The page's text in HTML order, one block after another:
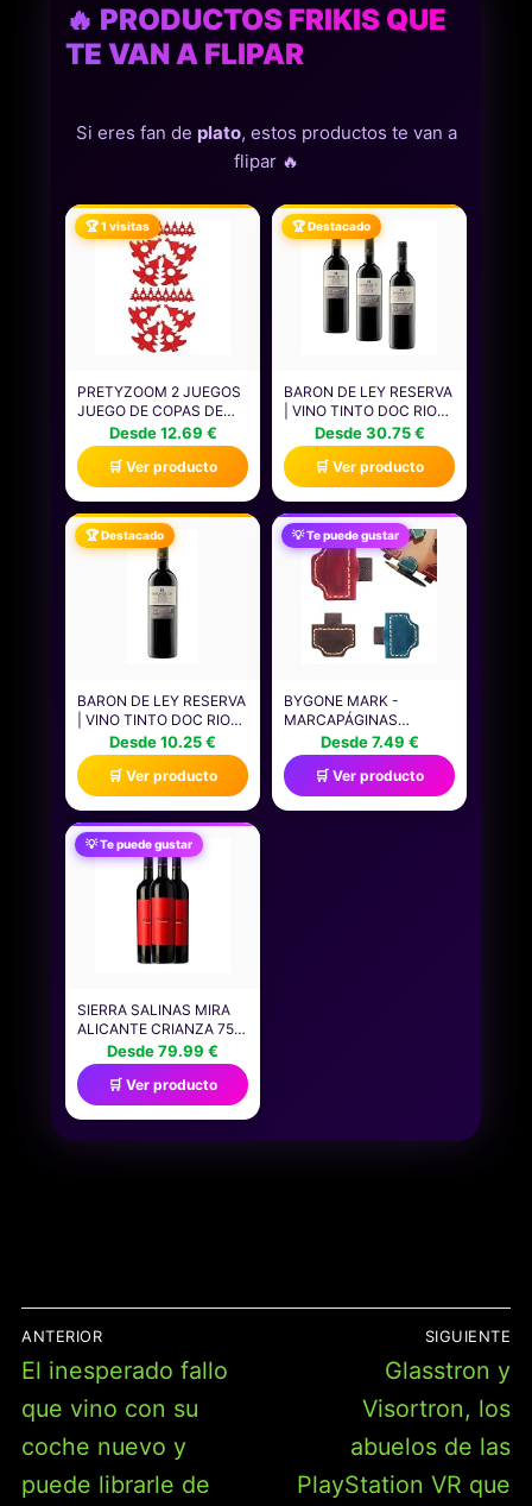
🔥 PRODUCTOS FRIKIS QUE
TE VAN A FLIPAR
Si eres fan de plato, estos productos te van a
flipar 🔥
🏆 1 visitas
PRETYZOOM 2 JUEGOS
JUEGO DE COPAS DE
VINO ÁRBOL DE
NAVIDAD ARPILLERA
ENCANTOS DE VINO
LUCES DE TÉ ADORNOS
MARCADOR DE VINO
IDENTIFICADORES DE
COPA DE VINO TELA DE
FIELTRO ROJO 12
PIEZAS * 2
Desde 12.69 €
🛒 Ver producto
🏆 Destacado
BARON DE LEY RESERVA
| VINO TINTO DOC RIOJA
| 750 ML | VARIEDAD
TEMPRANILLO | FRUTA
Y COMPLEJIDAD |
PERFECTO PARA
ACOMPAÑAR PLATOS
COMO PATATAS A LA
RIOJANA O POTAJE DE
PATATAS (PAQUETE DE
Desde 30.75 €
🛒 Ver producto
🏆 Destacado
BARON DE LEY RESERVA
| VINO TINTO DOC RIOJA
| 750 ML | VARIEDAD
TEMPRANILLO | FRUTA
Y COMPLEJIDAD |
PERFECTO PARA
ACOMPAÑAR PLATOS
COMO PATATAS A LA
RIOJANA O POTAJE DE
PATATAS (PACKAGING
MAY VARY)
Desde 10.25 €
🛒 Ver producto
💡 Te puede gustar
BYGONE MARK -
MARCAPÁGINAS
MAGNÉTICO DE CUERO
PERSONALIZADO CON
SOPORTE PARA
BOLÍGRAFOS,
MARCADORES
Desde 7.49 €
🛒 Ver producto
💡 Te puede gustar
SIERRA SALINAS MIRA
ALICANTE CRIANZA 75
CL VINO TINTO (CAJA
DE 3 BOTELLAS DE 75
CL)
Desde 79.99 €
🛒 Ver producto
DE
ENTRADAS
ANTERIOR
Entrada
anterior:
El inesperado fallo
que vino con su
coche nuevo y
puede librarle de
SIGUIENTE
Entrada
siguiente:
Glasstron y
Visortron, los
abuelos de las
PlayStation VR que